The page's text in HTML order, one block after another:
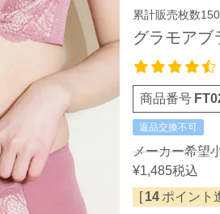
累計販売枚数
グラモアブ
商品番号
返品交換不可
メーカー希望
¥1,485税込
[ 14 ポイント